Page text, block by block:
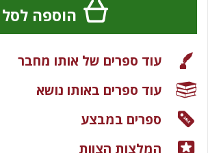
הוספה לסל
עוד ספרים של אותו מחבר
עוד ספרים באותו נושא
ספרים במבצע
המלצות הצוות